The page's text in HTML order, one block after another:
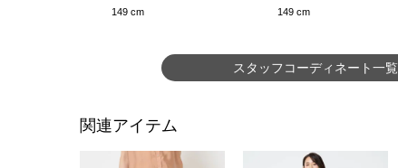
149 cm
149 cm
スタッフコーディネート一覧
関連アイテム